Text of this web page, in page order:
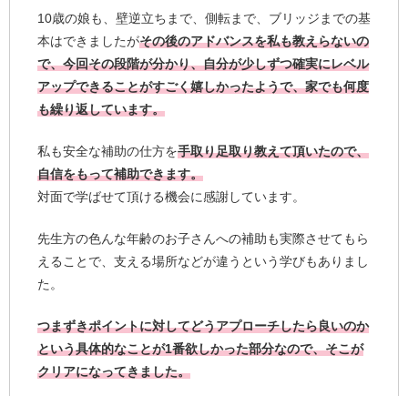
10歳の娘も、壁逆立ちまで、側転まで、ブリッジまでの基
本はできましたがその後のアドバンスを私も教えらないの
で、今回その段階が分かり、自分が少しずつ確実にレベル
アップできることがすごく嬉しかったようで、家でも何度
も繰り返しています。
私も安全な補助の仕方を手取り足取り教えて頂いたので、
自信をもって補助できます。
対面で学ばせて頂ける機会に感謝しています。
先生方の色んな年齢のお子さんへの補助も実際させてもら
えることで、支える場所などが違うという学びもありまし
た。
つまずきポイントに対してどうアプローチしたら良いのか
という具体的なことが1番欲しかった部分なので、そこが
クリアになってきました。